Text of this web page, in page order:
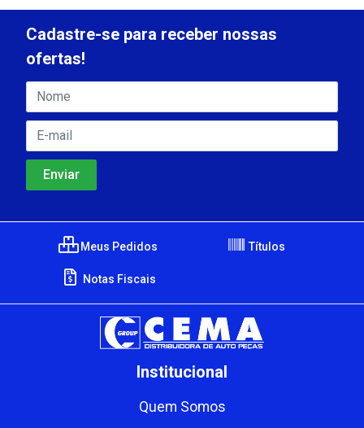
Cadastre-se para receber nossas
ofertas!
Meus Pedidos Títulos
Notas Fiscais
Institucional
Quem Somos